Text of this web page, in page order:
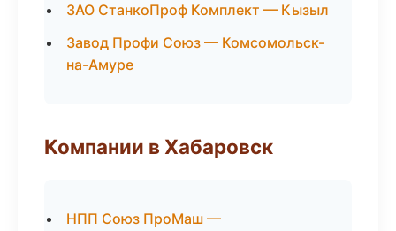
ЗАО СтанкоПроф Комплект — Кызыл
Завод Профи Союз — Комсомольск-
на-Амуре
Компании в Хабаровск
НПП Союз ПроМаш —